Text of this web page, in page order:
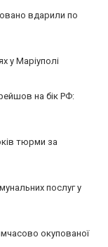
вдарили по
у Маріуполі
на бік РФ:
тюрми за
послуг у
окупованої